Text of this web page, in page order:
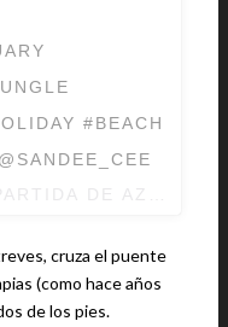
#BEACH
cruza el puente
(como hace años
de los pies.